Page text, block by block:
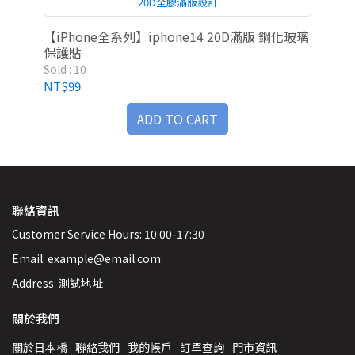
【iPhone全系列】iphone14 20D滿版 鋼化玻璃
保護貼
Sold : 10
NT$99
ADD TO CART
聯絡資訊
Customer Service Hours: 10:00-17:30
Email: example@email.com
Address: 測試地址
關於我們
關於日本橋 聯絡我們 我的帳戶 訂單查詢 門市資訊